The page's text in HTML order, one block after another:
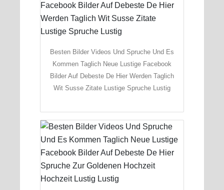
Besten Bilder Videos Und Spruche Und Es
Kommen Taglich Neue Lustige Facebook
Bilder Auf Debeste De Hier Werden Taglich
Wit Susse Zitate Lustige Spruche Lustig